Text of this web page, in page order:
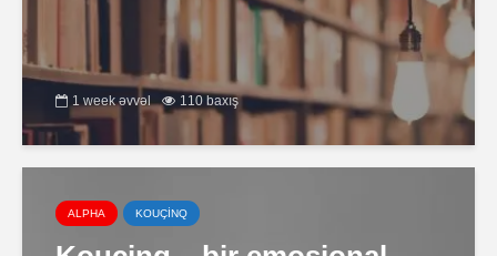
1 week əvvəl 110 baxış
ALPHA KOUÇİNQ